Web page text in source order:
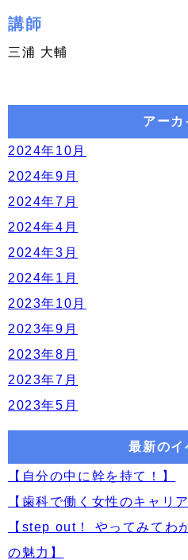
講師
三浦 大輔
アーカ
2024年10月
2024年9月
2024年7月
2024年4月
2024年3月
2024年1月
2023年10月
2023年9月
2023年8月
2023年7月
2023年5月
最新のイ
【自分の中に幹を持て！】
【歯科で働く女性のキャリ
【step out！ やってみてわ
の魅力】